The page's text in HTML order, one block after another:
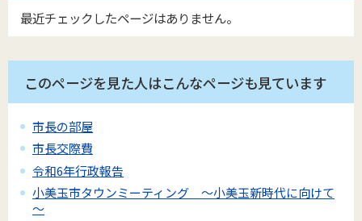
最近チェックしたページはありません。
このページを見た人はこんなページも見ています
市長の部屋
市長交際費
令和6年行政報告
小美玉市タウンミーティング ～小美玉新時代に向けて
～